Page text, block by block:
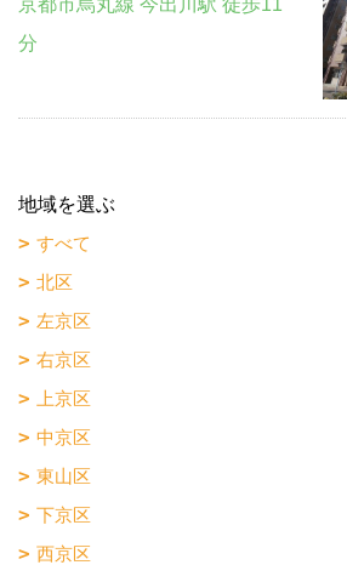
京都市烏丸線 今出川駅 徒歩11
分
地域を選ぶ
すべて
北区
左京区
右京区
上京区
中京区
東山区
下京区
西京区